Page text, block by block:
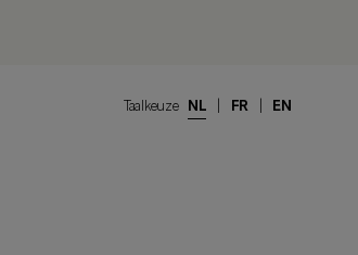
Taalkeuze NL FR EN